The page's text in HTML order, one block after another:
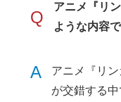
Q
アニメ『リ
ような内容
A
アニメ『リ
が交錯する